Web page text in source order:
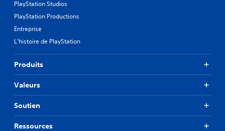
PlayStation Studios
PlayStation Productions
Entreprise
L'histoire de PlayStation
Produits
Valeurs
Soutien
Ressources